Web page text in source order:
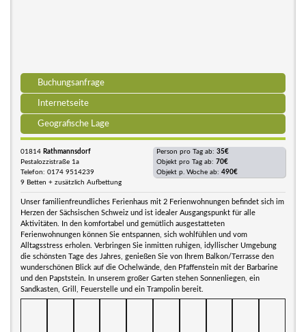
Buchungsanfrage
Internetseite
Geografische Lage
01814 Rathmannsdorf
Pestalozzistraße 1a
Telefon: 0174 9514239
9 Betten + zusätzlich Aufbettung
Person pro Tag ab: 35€
Objekt pro Tag ab: 70€
Objekt p. Woche ab: 490€
Unser familienfreundliches Ferienhaus mit 2 Ferienwohnungen befindet sich im
Herzen der Sächsischen Schweiz und ist idealer Ausgangspunkt für alle
Aktivitäten. In den komfortabel und gemütlich ausgestatteten
Ferienwohnungen können Sie entspannen, sich wohlfühlen und vom
Alltagsstress erholen. Verbringen Sie inmitten ruhigen, idyllischer Umgebung
die schönsten Tage des Jahres, genießen Sie von Ihrem Balkon/Terrasse den
wunderschönen Blick auf die Ochelwände, den Pfaffenstein mit der Barbarine
und den Papststein. In unserem großer Garten stehen Sonnenliegen, ein
Sandkasten, Grill, Feuerstelle und ein Trampolin bereit.